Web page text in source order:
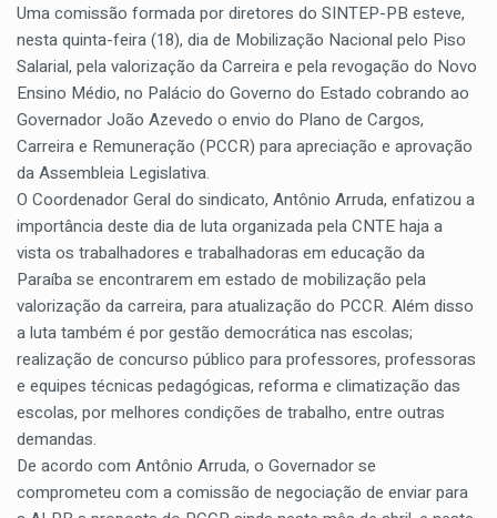
Uma comissão formada por diretores do SINTEP-PB esteve,
nesta quinta-feira (18), dia de Mobilização Nacional pelo Piso
Salarial, pela valorização da Carreira e pela revogação do Novo
Ensino Médio, no Palácio do Governo do Estado cobrando ao
Governador João Azevedo o envio do Plano de Cargos,
Carreira e Remuneração (PCCR) para apreciação e aprovação
da Assembleia Legislativa.
O Coordenador Geral do sindicato, Antônio Arruda, enfatizou a
importância deste dia de luta organizada pela CNTE haja a
vista os trabalhadores e trabalhadoras em educação da
Paraíba se encontrarem em estado de mobilização pela
valorização da carreira, para atualização do PCCR. Além disso
a luta também é por gestão democrática nas escolas;
realização de concurso público para professores, professoras
e equipes técnicas pedagógicas, reforma e climatização das
escolas, por melhores condições de trabalho, entre outras
demandas.
De acordo com Antônio Arruda, o Governador se
comprometeu com a comissão de negociação de enviar para